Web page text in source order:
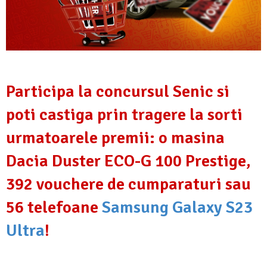
Participa la concursul Senic si
poti castiga prin tragere la sorti
urmatoarele premii: o masina
Dacia Duster ECO-G 100 Prestige,
392 vouchere de cumparaturi sau
56 telefoane Samsung Galaxy S23
Ultra!